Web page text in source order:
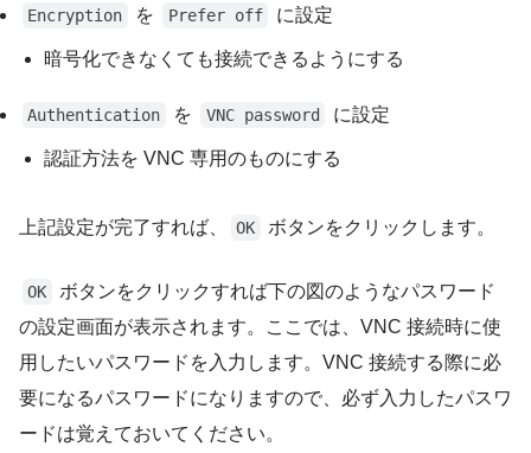
Encryption を Prefer off に設定
暗号化できなくても接続できるようにする
Authentication を VNC password に設定
認証方法を VNC 専用のものにする
上記設定が完了すれば、 OK ボタンをクリックします。
OK
ボタンをクリックすれば下の図のようなパスワード
の設定画面が表示されます。ここでは、VNC 接続時に使
用したいパスワードを入力します。VNC 接続する際に必
要になるパスワードになりますので、必ず入力したパスワ
ードは覚えておいてください。